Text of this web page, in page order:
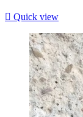
 Quick view